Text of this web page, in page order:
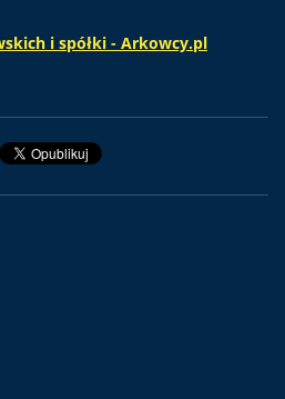
i spółki - Arkowcy.pl